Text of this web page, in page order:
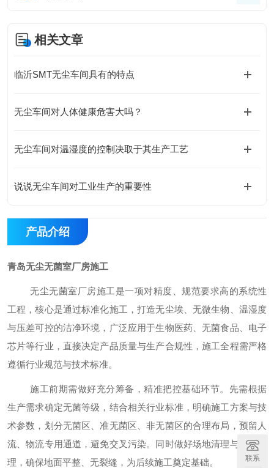
相关文章
临沂SMT无尘车间具有的特点
无尘车间对人体健康危害大吗？
无尘车间对温湿度的控制决取于其生产工艺
说说无尘车间对工业生产的重要性
产品介绍
青岛无尘无菌室厂房施工
无尘无菌室厂房施工是一项对精度、规范要求高的系统性
工程，核心是通过标准化施工，打造无尘埃、无微生物、温湿度
与压差可控的洁净环境，广泛应用于生物医药、无菌食品、电子
芯片等行业，直接决定产品质量与生产合规性，施工全程需严格
遵循行业规范与技术标准。
施工前期需做好充分筹备，精准把控基础环节。先需根据
生产需求确定无菌等级，结合相关行业标准，明确施工方案与技
术参数，划分无菌区、准无菌区、非无菌区的合理布局，预留人
流、物流专用通道，避免交叉污染。同时做好场地清理与基层处
理，确保地面平整、无裂缝，为后续施工奠定基础。
联系